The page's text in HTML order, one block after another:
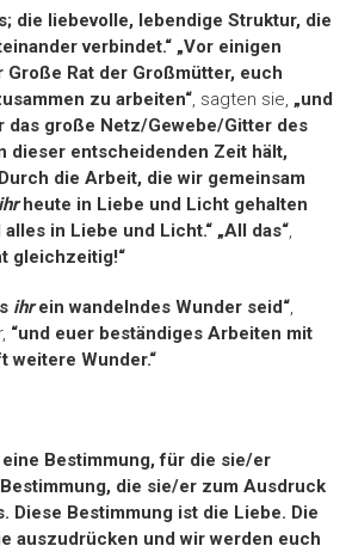
die liebevolle, lebendige Struktur, die
verbindet.“ „Vor einigen
Große Rat der Großmütter, euch
zu arbeiten“, sagten sie, „und
das große Netz/Gewebe/Gitter des
dieser entscheidenden Zeit hält,
die Arbeit, die wir gemeinsam
ihrheute in Liebe und Licht gehalten
in Liebe und Licht.“ „All das“,
gleichzeitig!“
ihrein wandelndes Wunder seid“,
“und euer beständiges Arbeiten mit
Wunder.“
Bestimmung, für die sie/er
die sie/er zum Ausdruck
Diese Bestimmung ist die Liebe. Die
auszudrücken und wir werden euch